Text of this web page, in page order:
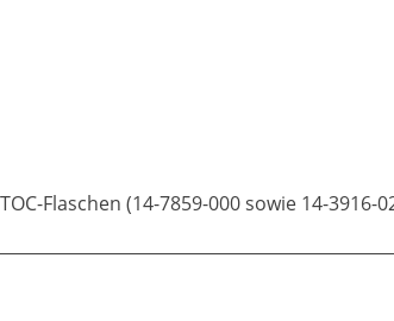
Flaschen (14-7859-000 sowie 14-3916-